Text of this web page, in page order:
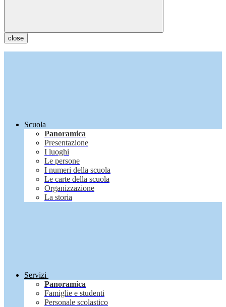
close
Scuola
Panoramica
Presentazione
I luoghi
Le persone
I numeri della scuola
Le carte della scuola
Organizzazione
La storia
Servizi
Panoramica
Famiglie e studenti
Personale scolastico